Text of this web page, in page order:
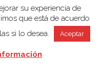
Privacidad
su experiencia de
que está de acuerdo
si lo desea.
Aceptar